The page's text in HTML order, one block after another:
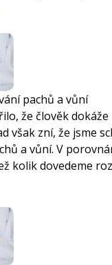
pachů a vůní
že člověk
však zní, že jsme
a vůní. V
kolik dovedeme